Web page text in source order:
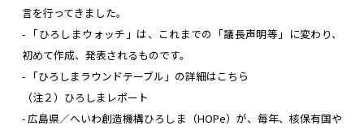
言を行ってきました。
- 「ひろしまウォッチ」は、これまでの「議長声明等」に変わり、
初めて作成、発表されるものです。
- 「ひろしまラウンドテーブル」の詳細はこちら
​（注２）ひろしまレポート
- 広島県／へいわ創造機構ひろしま（HOPe）が、毎年、核保有国や